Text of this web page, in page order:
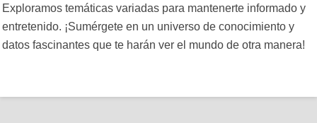
Exploramos temáticas variadas para mantenerte informado y
entretenido. ¡Sumérgete en un universo de conocimiento y
datos fascinantes que te harán ver el mundo de otra manera!